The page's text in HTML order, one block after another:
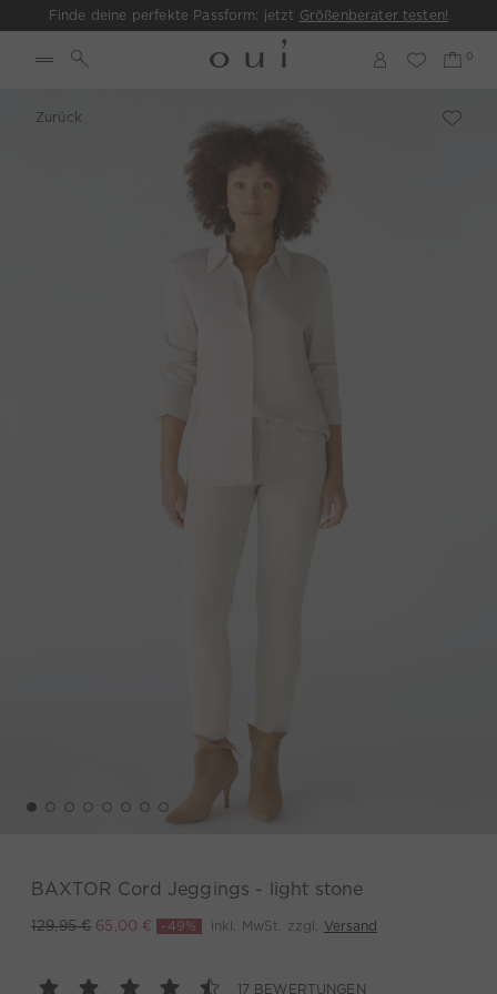
Finde deine perfekte Passform: jetzt Größenberater testen!
Zurück
BAXTOR Cord Jeggings - light stone
129,95 € 65,00 € -49% inkl. MwSt. zzgl. Versand
17 BEWERTUNGEN